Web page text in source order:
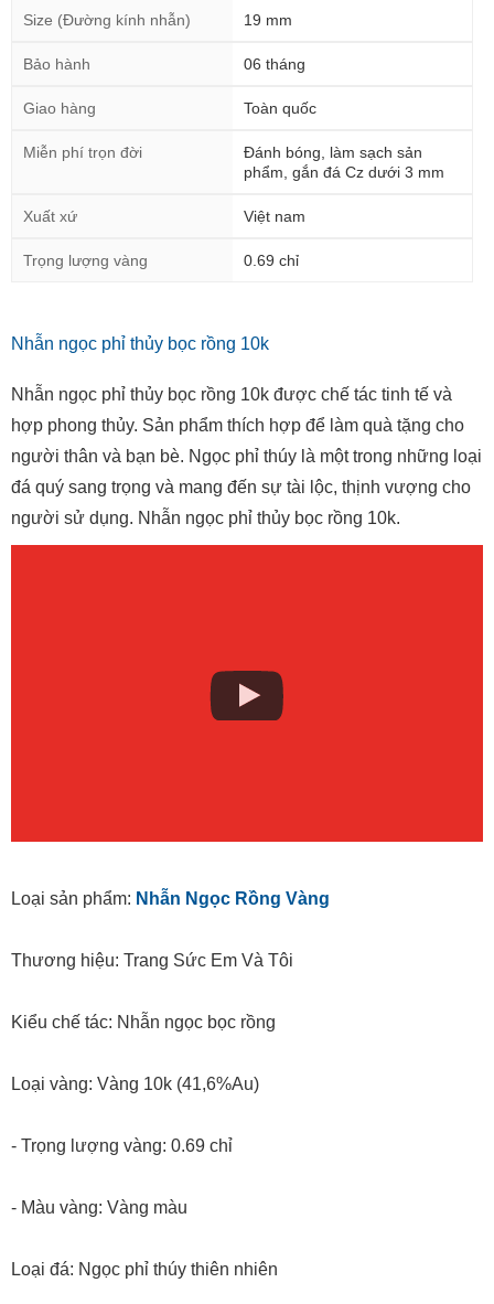
Size (Đường kính nhẫn) 19 mm
Bảo hành 06 tháng
Giao hàng Toàn quốc
Miễn phí trọn đời
Đánh bóng, làm sạch sản
phẩm, gắn đá Cz dưới 3 mm
Xuất xứ Việt nam
Trọng lượng vàng 0.69 chỉ
Nhẫn ngọc phỉ thủy bọc rồng 10k
Nhẫn ngọc phỉ thủy bọc rồng 10k được chế tác tinh tế và
hợp phong thủy. Sản phẩm thích hợp để làm quà tặng cho
người thân và bạn bè. Ngọc phỉ thúy là một trong những loại
đá quý sang trọng và mang đến sự tài lộc, thịnh vượng cho
người sử dụng. Nhẫn ngọc phỉ thủy bọc rồng 10k.
Loại sản phẩm: Nhẫn Ngọc Rồng Vàng
Thương hiệu: Trang Sức Em Và Tôi
Kiểu chế tác: Nhẫn ngọc bọc rồng
Loại vàng: Vàng 10k (41,6%Au)
- Trọng lượng vàng: 0.69 chỉ
- Màu vàng: Vàng màu
Loại đá: Ngọc phỉ thúy thiên nhiên